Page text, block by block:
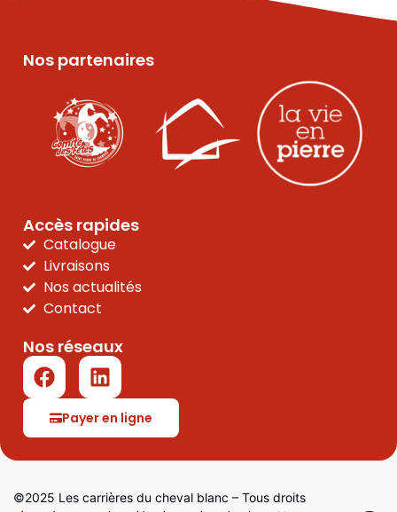
Nos partenaires
Accès rapides
Catalogue
Livraisons
Nos actualités
Contact
Nos réseaux
Payer en ligne
©2025 Les carrières du cheval blanc – Tous droits